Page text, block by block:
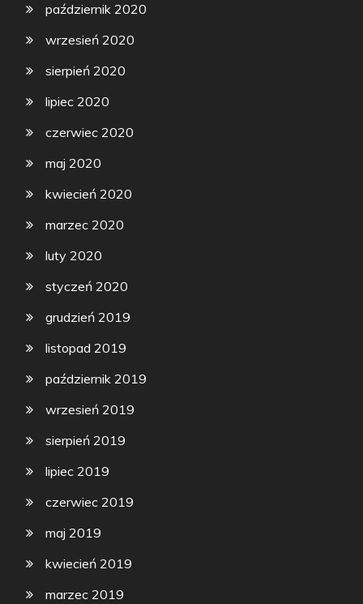
październik 2020
wrzesień 2020
sierpień 2020
lipiec 2020
czerwiec 2020
maj 2020
kwiecień 2020
marzec 2020
luty 2020
styczeń 2020
grudzień 2019
listopad 2019
październik 2019
wrzesień 2019
sierpień 2019
lipiec 2019
czerwiec 2019
maj 2019
kwiecień 2019
marzec 2019